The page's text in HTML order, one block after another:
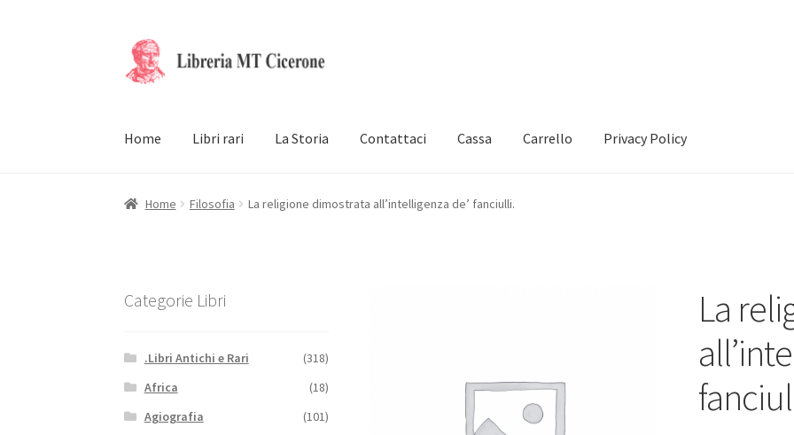
Vai
alla
Vai
al
Home Libri rari La Storia Contattaci Cassa Carrello Privacy Policy
Home Filosofia La religione dimostrata all’intelligenza de’ fanciulli.
La
Categorie Libri
.Libri Antichi e Rari
(318)
Africa
(18)
Agiografia
(101)